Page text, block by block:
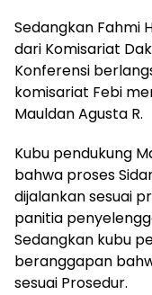
Sedangkan Fahmi
dari Komisariat
Konferensi
komisariat Febi
Mauldan Agusta R.
Kubu pendukung
bahwa proses
dijalankan sesuai
panitia
Sedangkan kubu
beranggapan
sesuai Prosedur.